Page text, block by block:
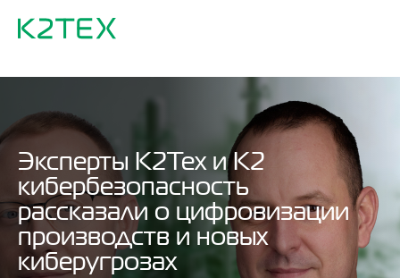
Эксперты К2Тех и К2
кибербезопасность
рассказали о цифровизации
производств и новых
киберугрозах